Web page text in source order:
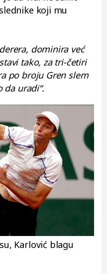
koji mu
dominira već
tako, za tri-četiri
po broju Gren slem
uradi“.
Karlović blagu